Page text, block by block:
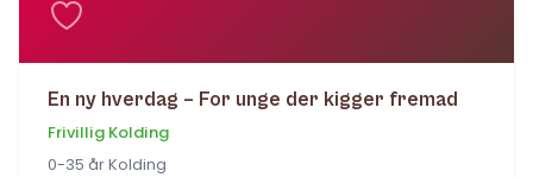
En ny hverdag – For unge der kigger fremad
Frivillig Kolding
0-35 år Kolding